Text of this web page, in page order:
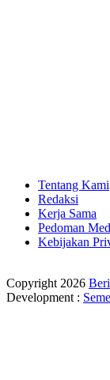
Tentang Kami
Redaksi
Kerja Sama
Pedoman
Kebijakan
Copyright 2026
Development :